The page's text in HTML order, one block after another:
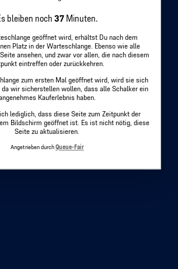
bleiben noch37 Minuten.
geöffnet wird, erhältst Du nach dem
Platz in der Warteschlange. Ebenso wie alle
ansehen, und zwar vor allen, die nach diesem
eintreffen oder zurückkehren.
zum ersten Mal geöffnet wird, wird sie sich
wir sicherstellen wollen, dass alle Schalker ein
Kauferlebnis haben.
lediglich, dass diese Seite zum Zeitpunkt der
Bildschirm geöffnet ist. Es ist nicht nötig, diese
Seite zu aktualisieren.
Angetrieben durchQueue-Fair